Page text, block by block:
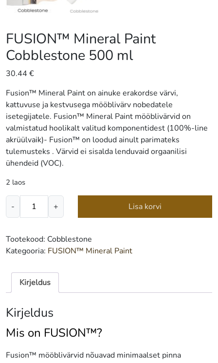
FUSION™ Mineral Paint
Cobblestone 500 ml
30.44 €
Fusion™ Mineral Paint on ainuke erakordse värvi,
kattuvuse ja kestvusega mööblivärv nobedatele
isetegijatele. Fusion™ Mineral Paint mööblivärvid on
valmistatud hoolikalt valitud komponentidest (100%-line
akrüülvaik)- Fusion™ on loodud ainult parimateks
tulemusteks . Värvid ei sisalda lenduvaid orgaanilisi
ühendeid (VOC).
2 laos
-
FUSION™
Cobblestone
500
kogus
+ Lisa korvi
Tootekood: Cobblestone
Kategooria: FUSION™ Mineral Paint
Kirjeldus
Kirjeldus
Mis on FUSION™?
Fusion™ mööblivärvid nõuavad minimaalset pinna